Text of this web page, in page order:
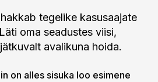
tegelike kasusaajate
oma seadustes viisi,
avalikuna hoida.
on alles sisuka loo esimene